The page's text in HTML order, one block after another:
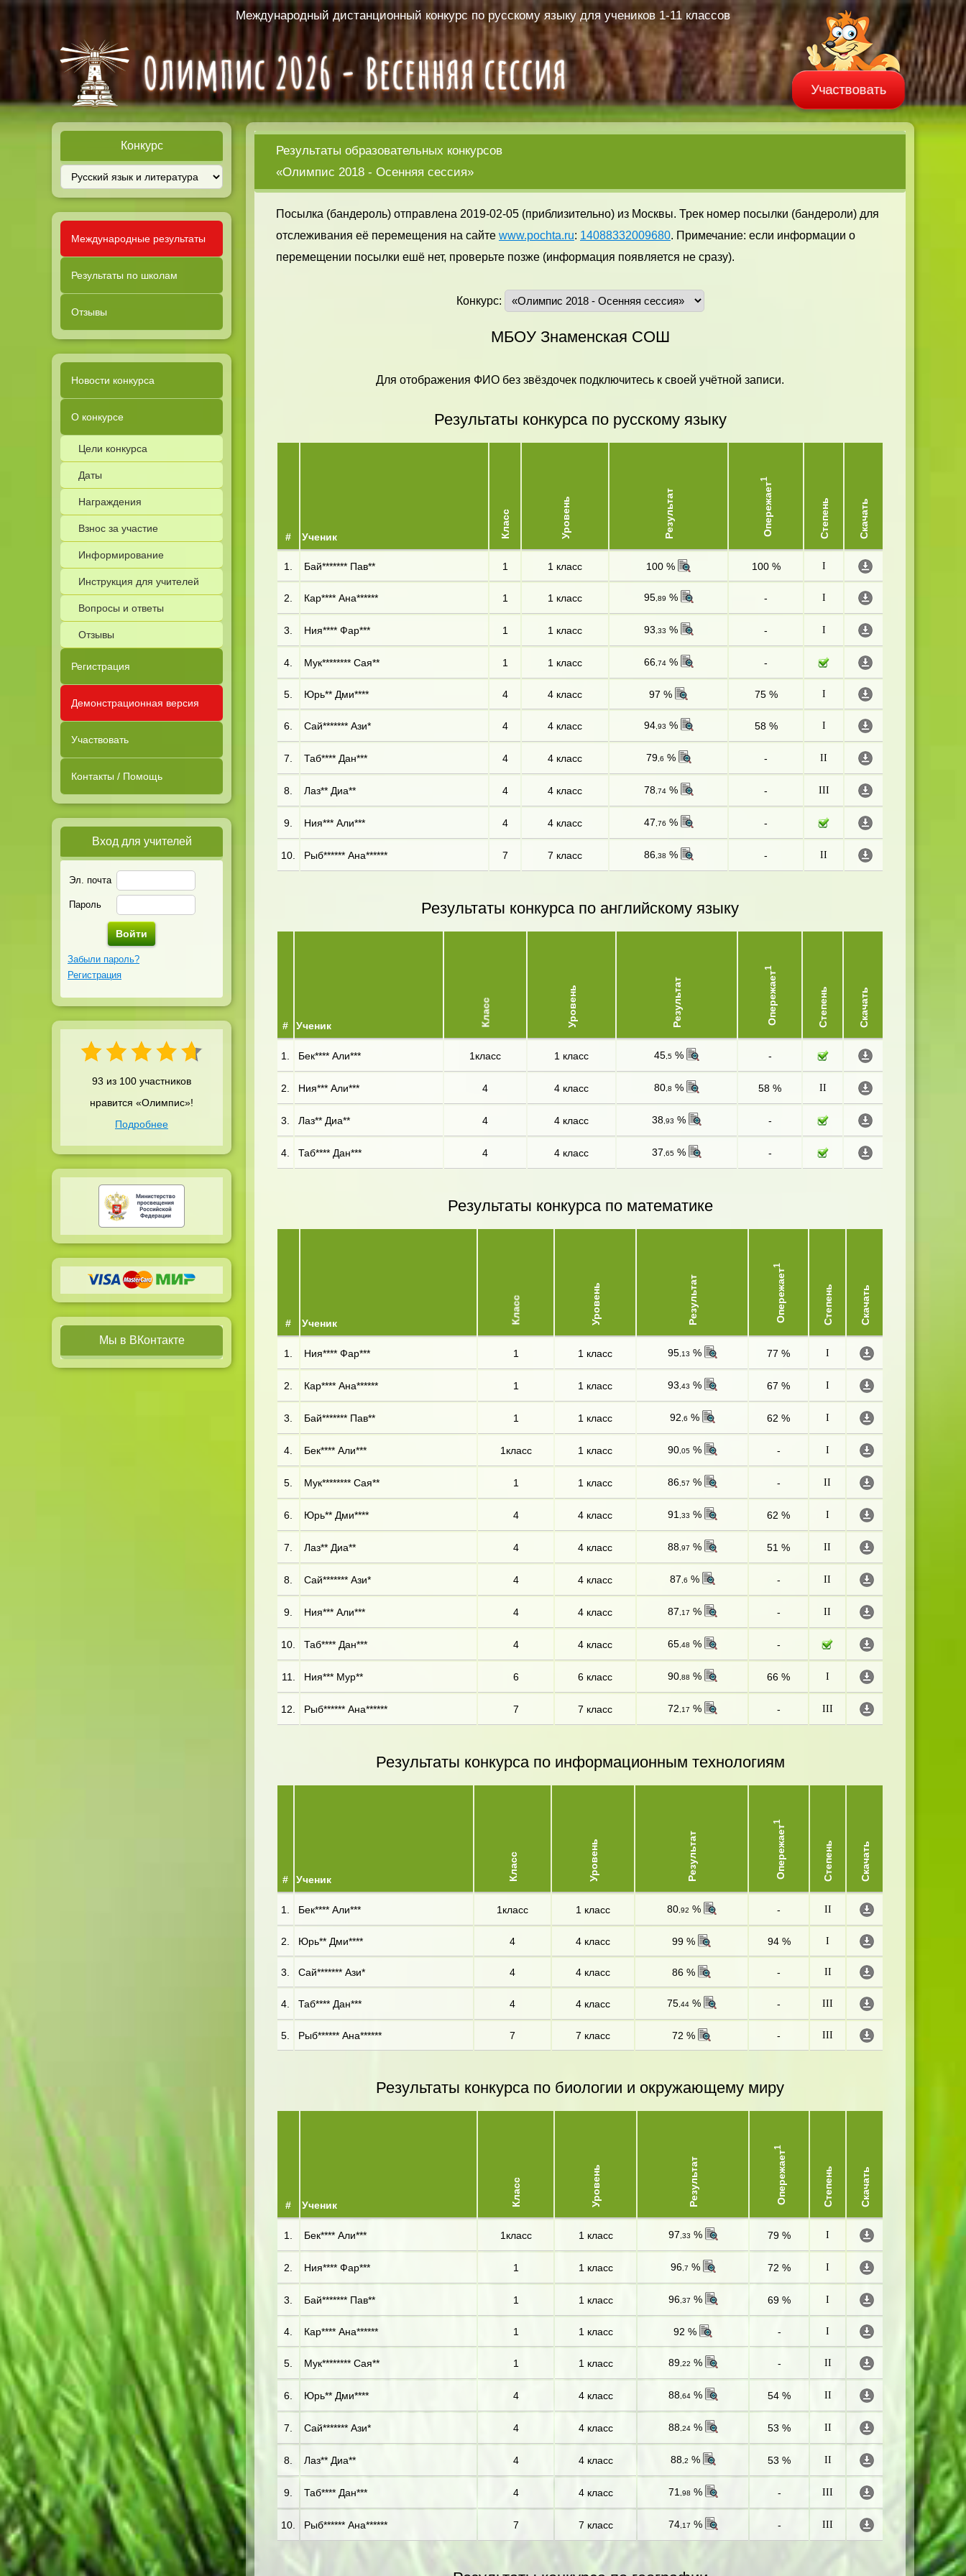
Международный дистанционный конкурс по русскому языку для учеников 1-11 классов
Участвовать
Конкурс
Международные результаты
Результаты по школам
Отзывы
Новости конкурса
О конкурсе
Цели конкурса
Даты
Награждения
Взнос за участие
Информирование
Инструкция для учителей
Вопросы и ответы
Отзывы
Регистрация
Демонстрационная версия
Участвовать
Контакты / Помощь
Вход для учителей
Эл. почта
Пароль
Забыли пароль?
Регистрация
93 из 100 участников
нравится «Олимпис»!
Подробнее
Мы в ВКонтакте
Результаты образовательных конкурсов
«Олимпис 2018 - Осенняя сессия»
Посылка (бандероль) отправлена 2019-02-05 (приблизительно) из Москвы. Трек номер посылки (бандероли) для
отслеживания её перемещения на сайте www.pochta.ru: 14088332009680. Примечание: если информации о
перемещении посылки ешё нет, проверьте позже (информация появляется не сразу).
Конкурс:
МБОУ Знаменская СОШ
Для отображения ФИО без звёздочек подключитесь к своей учётной записи.
Результаты конкурса по русскому языку
# Ученик Класс Уровень Результат Опережает
1
Степень Скачать
1. Бай******* Пав** 1 1 класс 100 % 100 % I
2. Кар**** Ана****** 1 1 класс 95,89 % - I
3. Ния**** Фар*** 1 1 класс 93 ,33 % - I
4. Мук******** Сая** 1 1 класс 66,74% -
5. Юрь** Дми**** 4 4 класс 97 % 75 % I
6. Сай******* Ази* 4 4 класс 94,93 % 58 % I
7. Таб**** Дан*** 4 4 класс 79,6 % - II
8. Лаз** Диа** 4 4 класс 78,74% - III
9. Ния*** Али*** 4 4 класс 47 ,76 % -
10. Рыб****** Ана****** 7 7 класс 86,38 % - II
Результаты конкурса по английскому языку
# Ученик Класс Уровень Результат Опережает
1
Степень Скачать
1. Бек**** Али*** 1класс 1 класс 45 ,5 % -
2. Ния*** Али*** 4 4 класс 80 ,8 % 58 % II
3. Лаз** Диа** 4 4 класс 38 ,93 % -
4. Таб**** Дан*** 4 4 класс 37 ,65 % -
Результаты конкурса по математике
# Ученик Класс Уровень Результат Опережает
1
Степень Скачать
1. Ния**** Фар*** 1 1 класс 95,13 % 77 % I
2. Кар**** Ана****** 1 1 класс 93 ,43 % 67 % I
3. Бай******* Пав** 1 1 класс 92 ,6 % 62 % I
4. Бек**** Али*** 1класс 1 класс 90,05% - I
5. Мук******** Сая** 1 1 класс 86,57 % - II
6. Юрь** Дми**** 4 4 класс 91 ,33 % 62 % I
7. Лаз** Диа** 4 4 класс 88,97 % 51 % II
8. Сай******* Ази* 4 4 класс 87 ,6 % - II
9. Ния*** Али*** 4 4 класс 87 ,17 % - II
10. Таб**** Дан*** 4 4 класс 65,48 % -
11. Ния*** Мур** 6 6 класс 90,88 % 66 % I
12. Рыб****** Ана****** 7 7 класс 72 ,17 % - III
Результаты конкурса по информационным технологиям
# Ученик Класс Уровень Результат Опережает
1
Степень Скачать
1. Бек**** Али*** 1класс 1 класс 80,92 % - II
2. Юрь** Дми**** 4 4 класс 99 % 94 % I
3. Сай******* Ази* 4 4 класс 86 % - II
4. Таб**** Дан*** 4 4 класс 75,44% - III
5. Рыб****** Ана****** 7 7 класс 72 % - III
Результаты конкурса по биологии и окружающему миру
# Ученик Класс Уровень Результат Опережает
1
Степень Скачать
1. Бек**** Али*** 1класс 1 класс 97 ,33 % 79 % I
2. Ния**** Фар*** 1 1 класс 96,7 % 72 % I
3. Бай******* Пав** 1 1 класс 96,37 % 69 % I
4. Кар**** Ана****** 1 1 класс 92 % - I
5. Мук******** Сая** 1 1 класс 89,22 % - II
6. Юрь** Дми**** 4 4 класс 88,64% 54 % II
7. Сай******* Ази* 4 4 класс 88,24% 53 % II
8. Лаз** Диа** 4 4 класс 88,2 % 53 % II
9. Таб**** Дан*** 4 4 класс 71 ,98 % - III
10. Рыб****** Ана****** 7 7 класс 74,17 % - III